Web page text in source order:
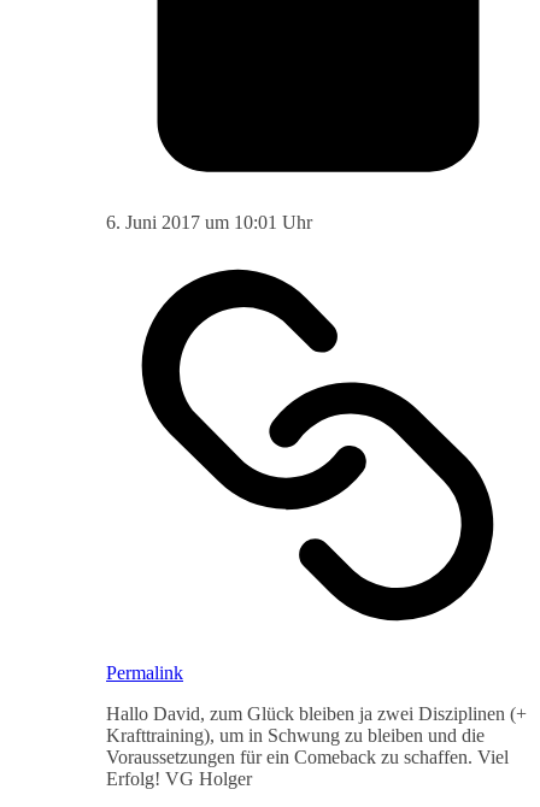
6. Juni 2017 um 10:01 Uhr
Permalink
Hallo David, zum Glück bleiben ja zwei Disziplinen (+
Krafttraining), um in Schwung zu bleiben und die
Voraussetzungen für ein Comeback zu schaffen. Viel
Erfolg! VG Holger